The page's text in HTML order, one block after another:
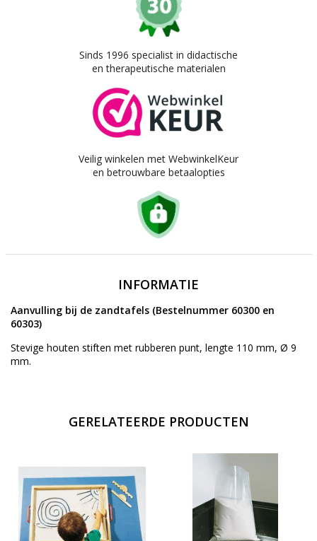
Sinds 1996 specialist in didactische
en therapeutische materialen
Veilig winkelen met WebwinkelKeur
en betrouwbare betaalopties
INFORMATIE
Aanvulling bij de zandtafels (Bestelnummer 60300 en
60303)
Stevige houten stiften met rubberen punt, lengte 110 mm, Ø 9
mm.
GERELATEERDE PRODUCTEN